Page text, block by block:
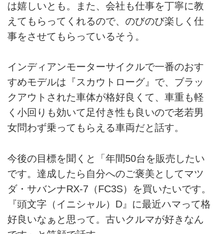
は嬉しいとも。また、会社も仕事を丁寧に教
えてもらってくれるので、のびのび楽しく仕
事をさせてもらっているそう。
インディアンモーターサイクルで一番のおす
すめモデルは『スカウトローグ』で、ブラッ
クアウトされた車体が格好良くて、車重も軽
く小回りも効いて足付き性も良いので老若男
女問わず乗ってもらえる車両だと話す。
今後の目標を聞くと「年間50台を販売したい
です。達成したら自分へのご褒美としてマツ
ダ・サバンナRX-7（FC3S）を買いたいです。
『頭文字（イニシャル）D』に最近ハマって格
好良いなぁと思って。古いクルマが好きなん